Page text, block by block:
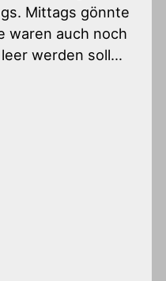
Mittags gönnte
waren auch noch
werden soll…